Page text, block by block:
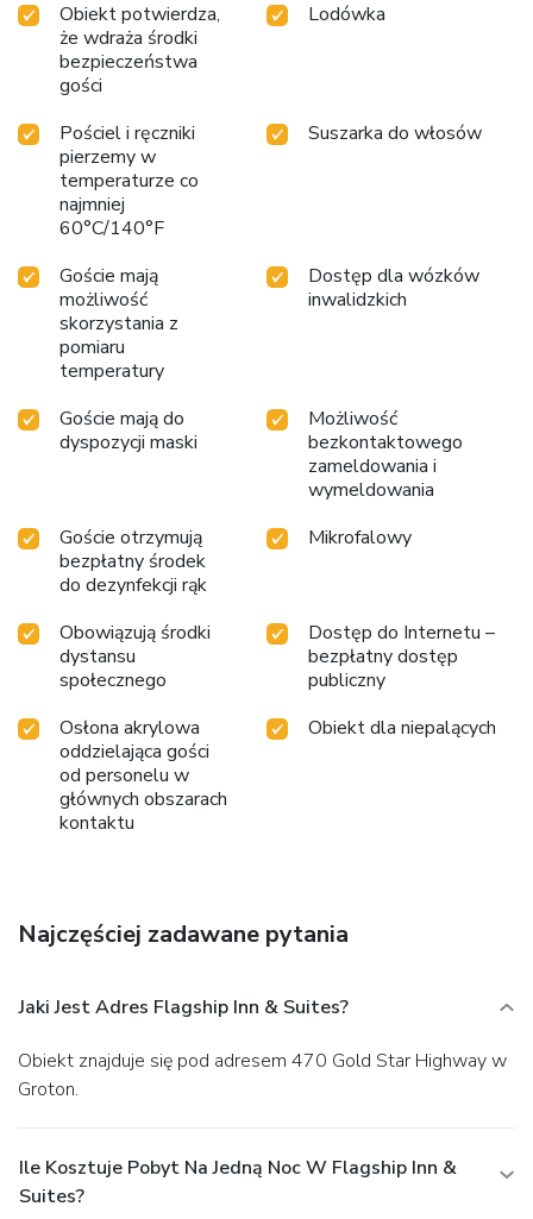
Obiekt potwierdza,
że wdraża środki
bezpieczeństwa
gości
Lodówka
Pościel i ręczniki
pierzemy w
temperaturze co
najmniej
60°C/140°F
Suszarka do włosów
Goście mają
możliwość
skorzystania z
pomiaru
temperatury
Dostęp dla wózków
inwalidzkich
Goście mają do
dyspozycji maski
Możliwość
bezkontaktowego
zameldowania i
wymeldowania
Goście otrzymują
bezpłatny środek
do dezynfekcji rąk
Mikrofalowy
Obowiązują środki
dystansu
społecznego
Dostęp do Internetu –
bezpłatny dostęp
publiczny
Osłona akrylowa
oddzielająca gości
od personelu w
głównych obszarach
kontaktu
Obiekt dla niepalących
Najczęściej zadawane pytania
Jaki Jest Adres Flagship Inn & Suites?
Obiekt znajduje się pod adresem 470 Gold Star Highway w
Groton.
Ile Kosztuje Pobyt Na Jedną Noc W Flagship Inn &
Suites?